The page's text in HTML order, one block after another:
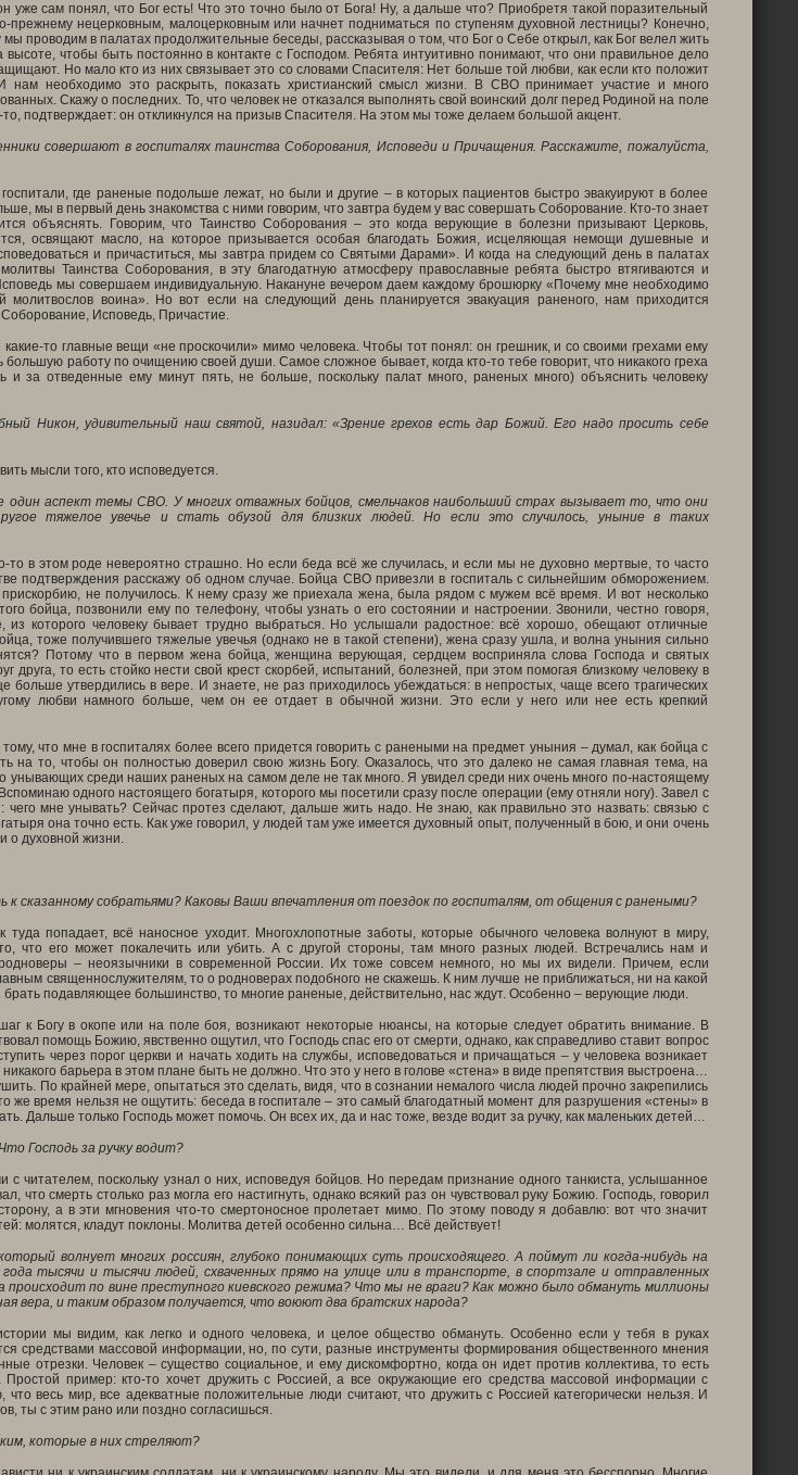
уже сам понял, что Бог есть! Что это точно было от Бога! Ну, а дальше что? Приобретя такой поразительный
прежнему нецерковным, малоцерковным или начнет подниматься по ступеням духовной лестницы? Конечно,
проводим в палатах продолжительные беседы, рассказывая о том, что Бог о Себе открыл, как Бог велел жить
чтобы быть постоянно в контакте с Господом. Ребята интуитивно понимают, что они правильное дело
Но мало кто из них связывает это со словами Спасителя: Нет больше той любви, как если кто положит
необходимо это раскрыть, показать христианский смысл жизни. В СВО принимает участие и много
Скажу о последних. То, что человек не отказался выполнять свой воинский долг перед Родиной на поле
подтверждает: он откликнулся на призыв Спасителя. На этом мы тоже делаем большой акцент.
совершают в госпиталях таинства Соборования, Исповеди и Причащения. Расскажите, пожалуйста,
где раненые подольше лежат, но были и другие – в которых пациентов быстро эвакуируют в более
мы в первый день знакомства с ними говорим, что завтра будем у вас совершать Соборование. Кто-то знает
объяснять. Говорим, что Таинство Соборования – это когда верующие в болезни призывают Церковь,
освящают масло, на которое призывается особая благодать Божия, исцеляющая немощи душевные и
и причаститься, мы завтра придем со Святыми Дарами». И когда на следующий день в палатах
Таинства Соборования, в эту благодатную атмосферу православные ребята быстро втягиваются и
мы совершаем индивидуальную. Накануне вечером даем каждому брошюрку «Почему мне необходимо
молитвослов воина». Но вот если на следующий день планируется эвакуация раненого, нам приходится
Исповедь, Причастие.
то главные вещи «не проскочили» мимо человека. Чтобы тот понял: он грешник, и со своими грехами ему
большую работу по очищению своей души. Самое сложное бывает, когда кто-то тебе говорит, что никакого греха
и за отведенные ему минут пять, не больше, поскольку палат много, раненых много) объяснить человеку
Никон, удивительный наш святой, назидал: «Зрение грехов есть дар Божий. Его надо просить себе
мысли того, кто исповедуется.
аспект темы СВО. У многих отважных бойцов, смельчаков наибольший страх вызывает то, что они
тяжелое увечье и стать обузой для близких людей. Но если это случилось, уныние в таких
то в этом роде невероятно страшно. Но если беда всё же случилась, и если мы не духовно мертвые, то часто
подтверждения расскажу об одном случае. Бойца СВО привезли в госпиталь с сильнейшим обморожением.
не получилось. К нему сразу же приехала жена, была рядом с мужем всё время. И вот несколько
бойца, позвонили ему по телефону, чтобы узнать о его состоянии и настроении. Звонили, честно говоря,
которого человеку бывает трудно выбраться. Но услышали радостное: всё хорошо, обещают отличные
тоже получившего тяжелые увечья (однако не в такой степени), жена сразу ушла, и волна уныния сильно
Потому что в первом жена бойца, женщина верующая, сердцем восприняла слова Господа и святых
друга, то есть стойко нести свой крест скорбей, испытаний, болезней, при этом помогая близкому человеку в
больше утвердились в вере. И знаете, не раз приходилось убеждаться: в непростых, чаще всего трагических
любви намного больше, чем он ее отдает в обычной жизни. Это если у него или нее есть крепкий
что мне в госпиталях более всего придется говорить с ранеными на предмет уныния – думал, как бойца с
на то, чтобы он полностью доверил свою жизнь Богу. Оказалось, что это далеко не самая главная тема, на
унывающих среди наших раненых на самом деле не так много. Я увидел среди них очень много по-настоящему
одного настоящего богатыря, которого мы посетили сразу после операции (ему отняли ногу). Завел с
мне унывать? Сейчас протез сделают, дальше жить надо. Не знаю, как правильно это назвать: связью с
она точно есть. Как уже говорил, у людей там уже имеется духовный опыт, полученный в бою, и они очень
о духовной жизни.
сказанному собратьями? Каковы Ваши впечатления от поездок по госпиталям, от общения с ранеными?
туда попадает, всё наносное уходит. Многохлопотные заботы, которые обычного человека волнуют в миру,
что его может покалечить или убить. А с другой стороны, там много разных людей. Встречались нам и
– неоязычники в современной России. Их тоже совсем немного, но мы их видели. Причем, если
священнослужителям, то о родноверах подобного не скажешь. К ним лучше не приближаться, ни на какой
брать подавляющее большинство, то многие раненые, действительно, нас ждут. Особенно – верующие люди.
к Богу в окопе или на поле боя, возникают некоторые нюансы, на которые следует обратить внимание. В
помощь Божию, явственно ощутил, что Господь спас его от смерти, однако, как справедливо ставит вопрос
через порог церкви и начать ходить на службы, исповедоваться и причащаться – у человека возникает
барьера в этом плане быть не должно. Что это у него в голове «стена» в виде препятствия выстроена…
По крайней мере, опытаться это сделать, видя, что в сознании немалого числа людей прочно закрепились
же время нельзя не ощутить: беседа в госпитале – это самый благодатный момент для разрушения «стены» в
Дальше только Господь может помочь. Он всех их, да и нас тоже, везде водит за ручку, как маленьких детей…
Господь за ручку водит?
с читателем, поскольку узнал о них, исповедуя бойцов. Но передам признание одного танкиста, услышанное
что смерть столько раз могла его настигнуть, однако всякий раз он чувствовал руку Божию. Господь, говорил
а в эти мгновения что-то смертоносное пролетает мимо. По этому поводу я добавлю: вот что значит
молятся, кладут поклоны. Молитва детей особенно сильна… Всё действует!
волнует многих россиян, глубоко понимающих суть происходящего. А поймут ли когда-нибудь на
тысячи и тысячи людей, схваченных прямо на улице или в транспорте, в спортзале и отправленных
происходит по вине преступного киевского режима? Что мы не враги? Как можно было обмануть миллионы
вера, и таким образом получается, что воюют два братских народа?
мы видим, как легко и одного человека, и целое общество обмануть. Особенно если у тебя в руках
средствами массовой информации, но, по сути, разные инструменты формирования общественного мнения
отрезки. Человек – существо социальное, и ему дискомфортно, когда он идет против коллектива, то есть
Простой пример: кто-то хочет дружить с Россией, а все окружающие его средства массовой информации с
весь мир, все адекватные положительные люди считают, что дружить с Россией категорически нельзя. И
ты с этим рано или поздно согласишься.
которые в них стреляют?